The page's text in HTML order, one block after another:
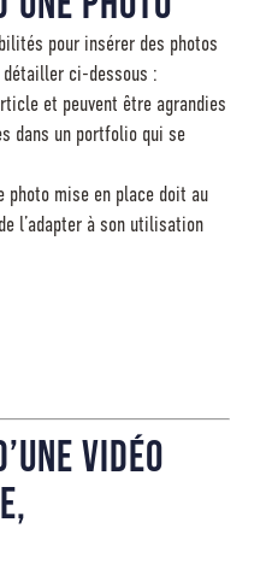
pour insérer des photos
ci-dessous :
et peuvent être agrandies
dans un portfolio qui se
photo mise en place doit au
l’adapter à son utilisation
vidéo